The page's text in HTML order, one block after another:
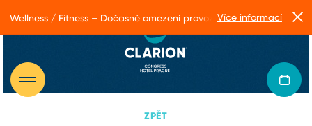
ZPĚT
Wellness / Fitness – Dočasné omezení provozuVíce informací